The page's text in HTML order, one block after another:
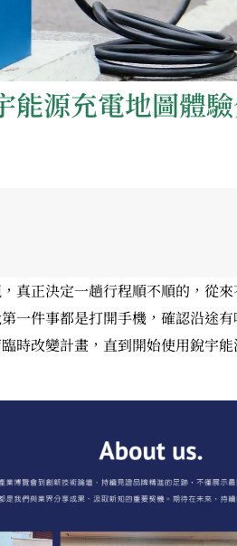
能源充電地圖體
真正決定一趟行程順不順的，從
一件事都是打開手機，確認沿途
時改變計畫，直到開始使用銳宇